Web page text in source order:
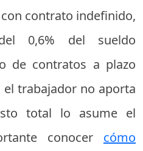
contrato indefinido,
0,6% del sueldo
de contratos a plazo
trabajador no aporta
total lo asume el
conocer cómo